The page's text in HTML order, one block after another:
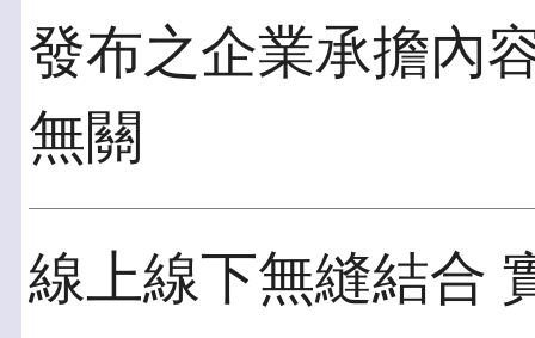
發布之企業承擔內
無關
線上線下無縫結合